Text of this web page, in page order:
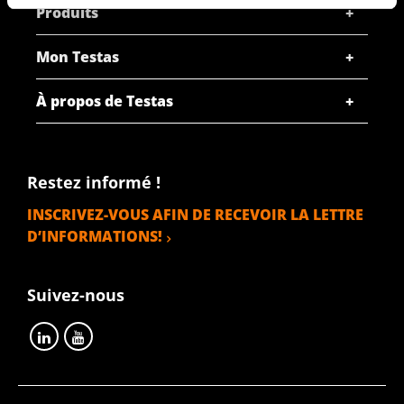
Produits
Mon Testas
À propos de Testas
Restez informé !
INSCRIVEZ-VOUS AFIN DE RECEVOIR LA LETTRE
D’INFORMATIONS!
Suivez-nous